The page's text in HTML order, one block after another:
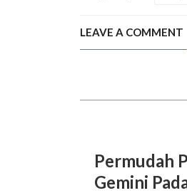
LEAVE A COMMENT
Permudah
Gemini